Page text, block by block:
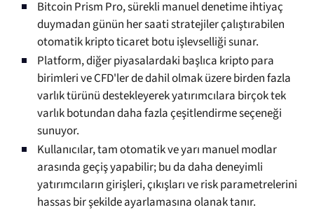
Bitcoin Prism Pro, sürekli manuel denetime ihtiyaç
duymadan günün her saati stratejiler çalıştırabilen
otomatik kripto ticaret botu işlevselliği sunar.
Platform, diğer piyasalardaki başlıca kripto para
birimleri ve CFD'ler de dahil olmak üzere birden fazla
varlık türünü destekleyerek yatırımcılara birçok tek
varlık botundan daha fazla çeşitlendirme seçeneği
sunuyor.
Kullanıcılar, tam otomatik ve yarı manuel modlar
arasında geçiş yapabilir; bu da daha deneyimli
yatırımcıların girişleri, çıkışları ve risk parametrelerini
hassas bir şekilde ayarlamasına olanak tanır.